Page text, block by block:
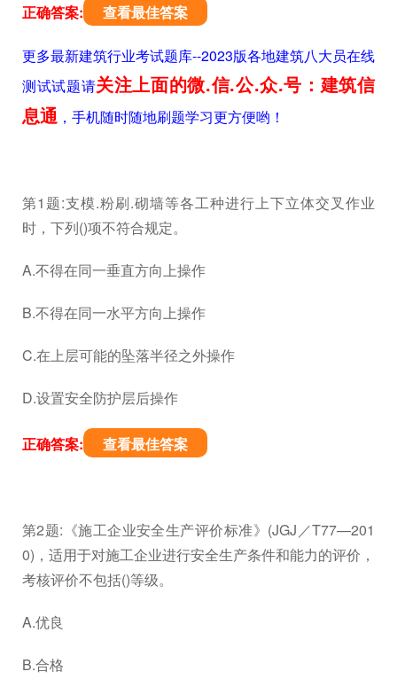
正确答案: 查看最佳答案
更多最新建筑行业考试题库--2023版各地建筑八大员在线
测试试题请关注上面的微.信.公.众.号：建筑信
息通，手机随时随地刷题学习更方便哟！
第1题:支模.粉刷.砌墙等各工种进行上下立体交叉作业
时，下列()项不符合规定。
A.不得在同一垂直方向上操作
B.不得在同一水平方向上操作
C.在上层可能的坠落半径之外操作
D.设置安全防护层后操作
正确答案: 查看最佳答案
第2题:《施工企业安全生产评价标准》(JGJ／T77—201
0)，适用于对施工企业进行安全生产条件和能力的评价，
考核评价不包括()等级。
A.优良
B.合格